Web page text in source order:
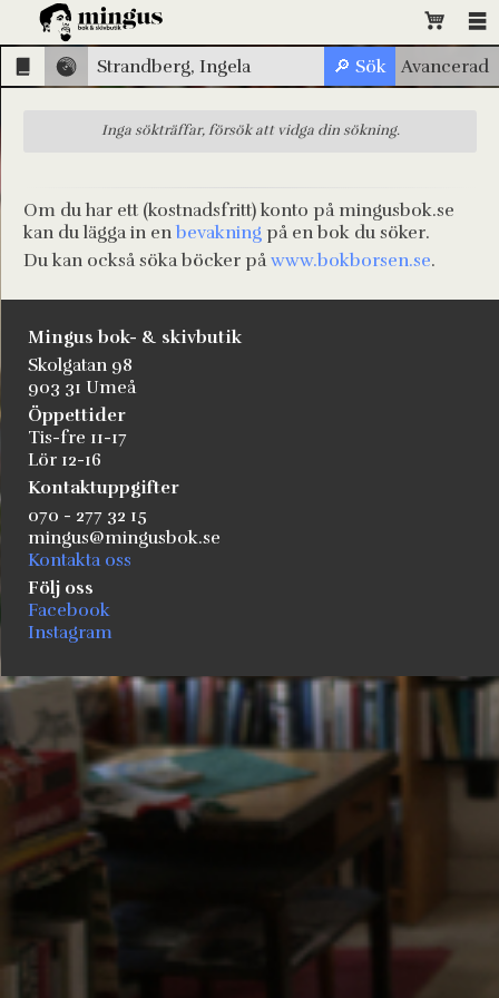
Inga sökträffar, försök att vidga din sökning.
Om du har ett (kostnadsfritt) konto på mingusbok.se
kan du lägga in enbevakning på en bok du söker.
Du kan också söka böcker påwww.bokborsen.se.
Mingus bok- & skivbutik
Skolgatan 98
903 31 Umeå
Öppettider
Tis-fre 11-17
Lör 12-16
Kontaktuppgifter
070 - 277 32 15
mingus@mingusbok.se
Kontakta oss
Följ oss
Facebook
Instagram